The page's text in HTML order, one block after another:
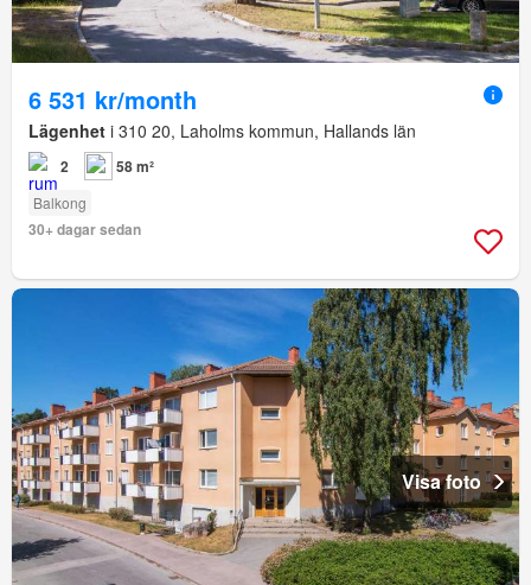
6 531 kr/month
Lägenhet i 310 20, Laholms kommun, Hallands län
2 58 m²
Balkong
30+ dagar sedan
Visa foto